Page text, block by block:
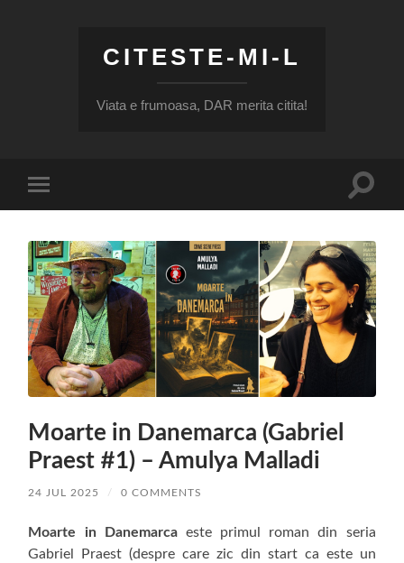
CITESTE-MI-L
Viata e frumoasa, DAR merita citita!
mobile
Toggle
Moarte in Danemarca (Gabriel
Praest #1) – Amulya Malladi
24 JUL 2025 / 0 COMMENTS
Moarte in Danemarcaeste primul roman din seria
Gabriel Praest (despre care zic din start ca este un